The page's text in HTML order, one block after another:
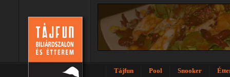
Tájfun Pool Snooker